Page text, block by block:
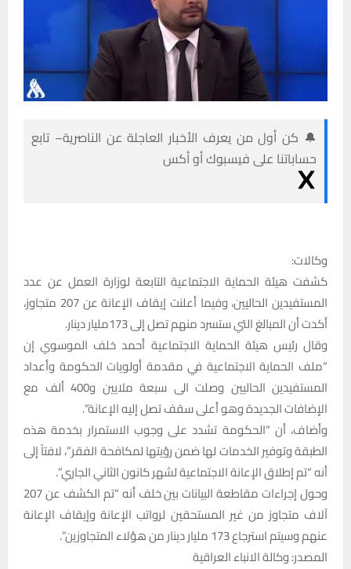
🔔 كن أول من يعرف الأخبار العاجلة عن الناصرية– تابع
حساباتنا على فيسبوك أو أكس
وكالات:
كشفت هيئة الحماية الاجتماعية التابعة لوزارة العمل عن عدد
المستفيدين الحاليين، وفيما أعلنت إيقاف الإعانة عن 207 متجاوز،
أكدت أن المبالغ التي ستسرد منهم تصل إلى 173مليار دينار.
وقال رئيس هيئة الحماية الاجتماعية أحمد خلف الموسوي إن
“ملف الحماية الاجتماعية في مقدمة أولويات الحكومة وأعداد
المستفيدين الحاليين وصلت الى سبعة ملايين و400 ألف مع
الإضافات الجديدة وهو أعلى سقف تصل إليه الإعانة”.
وأضاف، أن “الحكومة تشدد على وجوب الاستمرار بخدمة هذه
الطبقة وتوفير الخدمات لها ضمن رؤيتها لمكافحة الفقر”، لافتاً إلى
أنه “تم إطلاق الإعانة الاجتماعية لشهر كانون الثاني الجاري”.
وحول إجراءات مقاطعة البيانات بين خلف أنه “تم الكشف عن 207
آلاف متجاوز من غير المستحقين لرواتب الإعانة وإيقاف الإعانة
عنهم وسيتم استرجاع 173 مليار دينار من هؤلاء المتجاوزين”.
المصدر: وكالة الانباء العراقية